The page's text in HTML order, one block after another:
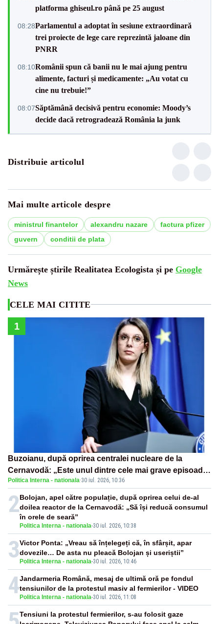
platforma ghiseul.ro până pe 25 august
08:28Parlamentul a adoptat în sesiune extraordinară
trei proiecte de lege care reprezintă jaloane din
PNRR
08:10Românii spun că banii nu le mai ajung pentru
alimente, facturi și medicamente: „Au votat cu
cine nu trebuie!”
08:07Săptămână decisivă pentru economie: Moody’s
decide dacă retrogradează România la junk
Distribuie articolul
Mai multe articole despre
ministrul finantelor alexandru nazare
factura pfizer
guvern
conditii de plata
Urmărește știrile Realitatea Ecologista și pe Google
News
CELE MAI CITITE
1
Buzoianu, după oprirea centralei nucleare de la
Cernavodă: „Este unul dintre cele mai grave episoade
de secetă din ultimii ani de zile”
Politica Interna - nationala·30 iul. 2026, 10:36
2
Politica Interna - nationala-30 iul. 2026, 10:38
Bolojan, apel către populație, după oprirea celui de-al
doilea reactor de la Cernavodă: „Să își reducă consumul
în orele de seară”
3 Politica Interna - nationala-30 iul. 2026, 10:46
Victor Ponta: „Vreau să înțelegeți că, în sfârșit, apar
dovezile… De asta nu pleacă Bolojan și useriștii”
4 Politica Interna - nationala-30 iul. 2026, 11:08
Jandarmeria Română, mesaj de ultimă oră pe fondul
tensiunilor de la protestul masiv al fermierilor - VIDEO
Tensiuni la protestul fermierilor, s-au folosit gaze